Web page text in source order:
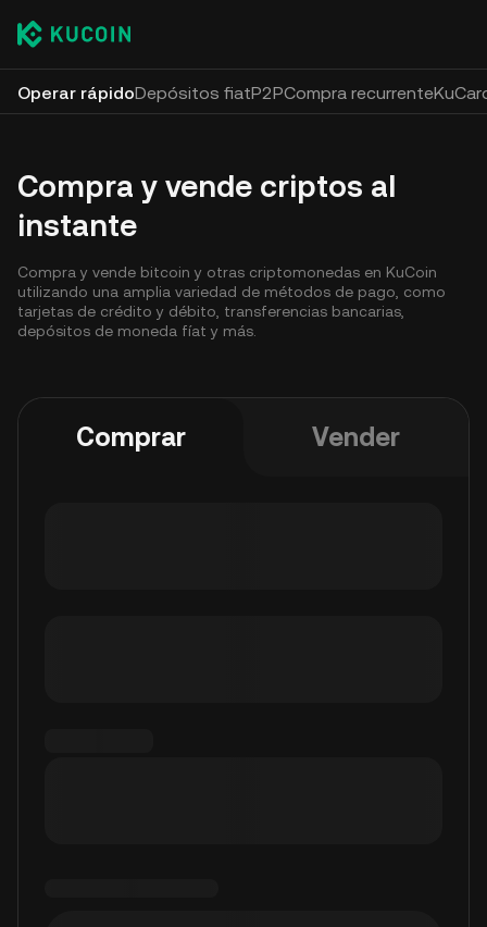
Operar rápidoDepósitos fiatP2PCompra recurrente
Compra y vende criptos al
instante
Compra y vende bitcoin y otras criptomonedas en KuCoin
utilizando una amplia variedad de métodos de pago, como
tarjetas de crédito y débito, transferencias bancarias,
depósitos de moneda fíat y más.
Comprar Vender